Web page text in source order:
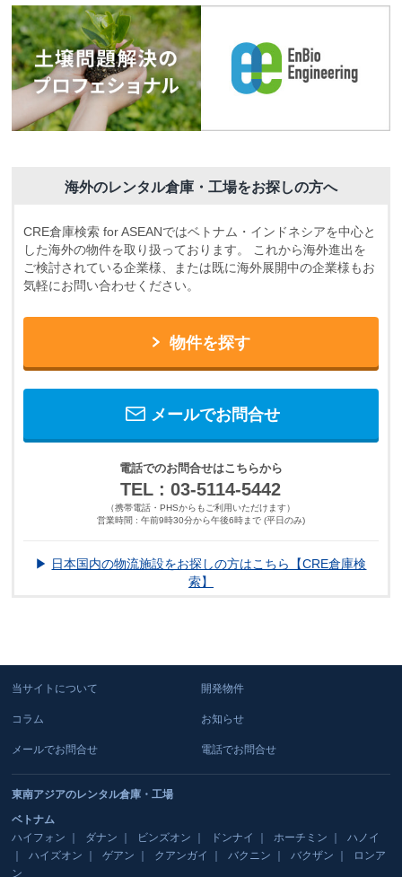
海外のレンタル倉庫・工場をお探しの方へ
CRE倉庫検索 for ASEANではベトナム・インドネシアを中心と
した海外の物件を取り扱っております。
これから海外進出を
ご検討されている企業様、または既に海外展開中の企業様もお
気軽にお問い合わせください。
物件を探す
メールでお問合せ
電話でのお問合せはこちらから
TEL : 03-5114-5442
（携帯電話・PHSからもご利用いただけます）
営業時間 : 午前9時30分から午後6時まで (平日のみ)
▶ 日本国内の物流施設をお探しの方はこちら【CRE倉庫検
索】
当サイトについて 開発物件
コラム お知らせ
メールでお問合せ 電話でお問合せ
東南アジアのレンタル倉庫・工場
ベトナム
ハイフォン
ダナン ビンズオン ドンナイ ホーチミン
ハノイ
ハイズオン
ゲアン クアンガイ バクニン バクザン
ロンア
ン